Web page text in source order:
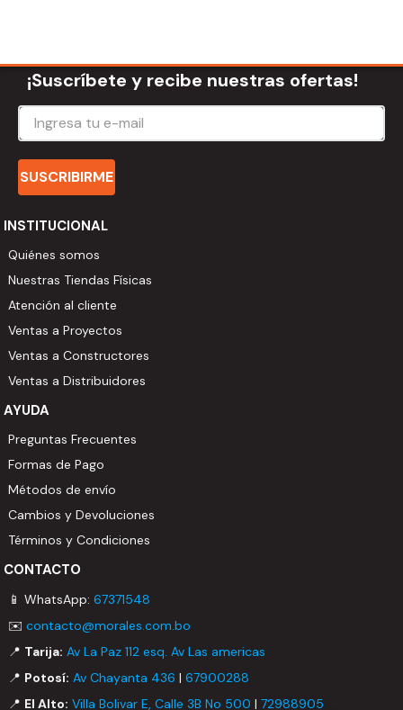
¡Suscríbete y recibe nuestras ofertas!
SUSCRIBIRME
INSTITUCIONAL
Quiénes somos
Nuestras Tiendas Físicas
Atención al cliente
Ventas a Proyectos
Ventas a Constructores
Ventas a Distribuidores
AYUDA
Preguntas Frecuentes
Formas de Pago
Métodos de envío
Cambios y Devoluciones
Términos y Condiciones
CONTACTO
📱 WhatsApp:67371548
✉️contacto@morales.com.bo
📍 Tarija: Av La Paz 112 esq. Av Las americas
📍 Potosí: Av Chayanta 436 |67900288
📍 El Alto: Villa Bolivar E, Calle 3B No 500 |72988905